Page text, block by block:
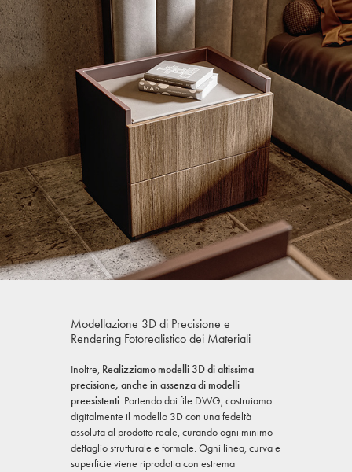
Modellazione 3D di Precisione e
Rendering Fotorealistico dei Materiali
Inoltre, Realizziamo modelli 3D di altissima
precisione, anche in assenza di modelli
preesistenti. Partendo dai file DWG, costruiamo
digitalmente il modello 3D con una fedeltà
assoluta al prodotto reale, curando ogni minimo
dettaglio strutturale e formale. Ogni linea, curva e
superficie viene riprodotta con estrema